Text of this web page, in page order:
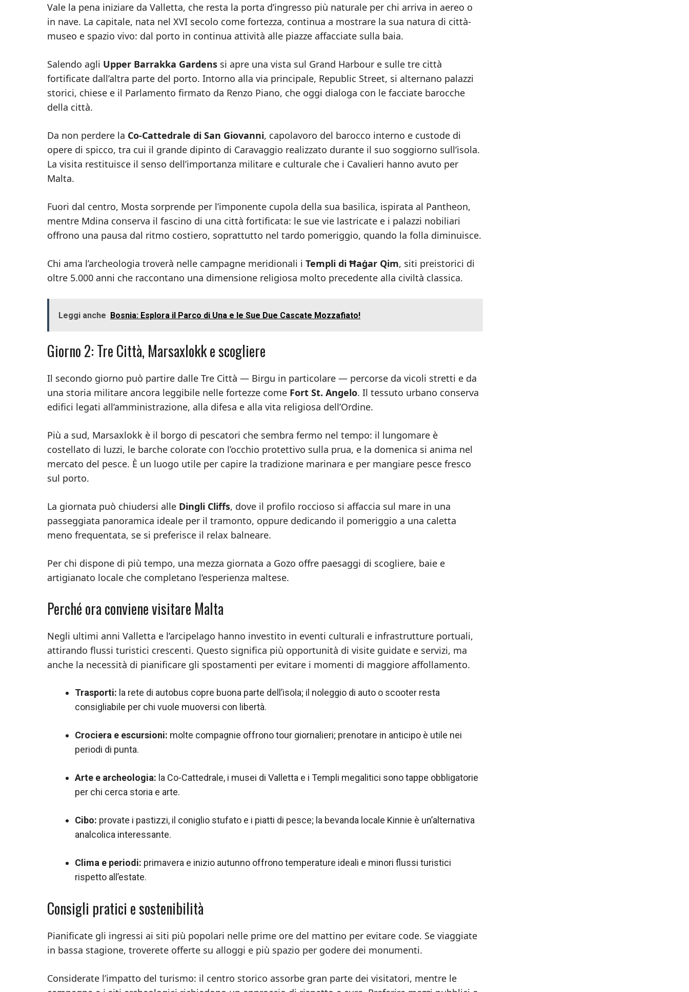
Vale la pena iniziare da Valletta, che resta la porta d’ingresso più naturale per chi arriva in aereo o
in nave. La capitale, nata nel XVI secolo come fortezza, continua a mostrare la sua natura di città-
museo e spazio vivo: dal porto in continua attività alle piazze affacciate sulla baia.
Salendo agli Upper Barrakka Gardens si apre una vista sul Grand Harbour e sulle tre città
fortificate dall’altra parte del porto. Intorno alla via principale, Republic Street, si alternano palazzi
storici, chiese e il Parlamento firmato da Renzo Piano, che oggi dialoga con le facciate barocche
della città.
Da non perdere la Co-Cattedrale di San Giovanni, capolavoro del barocco interno e custode di
opere di spicco, tra cui il grande dipinto di Caravaggio realizzato durante il suo soggiorno sull’isola.
La visita restituisce il senso dell’importanza militare e culturale che i Cavalieri hanno avuto per
Malta.
Fuori dal centro, Mosta sorprende per l’imponente cupola della sua basilica, ispirata al Pantheon,
mentre Mdina conserva il fascino di una città fortificata: le sue vie lastricate e i palazzi nobiliari
offrono una pausa dal ritmo costiero, soprattutto nel tardo pomeriggio, quando la folla diminuisce.
Chi ama l’archeologia troverà nelle campagne meridionali i Templi di Ħaġar Qim, siti preistorici di
oltre 5.000 anni che raccontano una dimensione religiosa molto precedente alla civiltà classica.
Leggi anche Bosnia: Esplora il Parco di Una e le Sue Due Cascate Mozzafiato!
Giorno 2: Tre Città, Marsaxlokk e scogliere
Il secondo giorno può partire dalle Tre Città — Birgu in particolare — percorse da vicoli stretti e da
una storia militare ancora leggibile nelle fortezze come Fort St. Angelo. Il tessuto urbano conserva
edifici legati all’amministrazione, alla difesa e alla vita religiosa dell’Ordine.
Più a sud, Marsaxlokk è il borgo di pescatori che sembra fermo nel tempo: il lungomare è
costellato di luzzi, le barche colorate con l’occhio protettivo sulla prua, e la domenica si anima nel
mercato del pesce. È un luogo utile per capire la tradizione marinara e per mangiare pesce fresco
sul porto.
La giornata può chiudersi alle Dingli Cliffs, dove il profilo roccioso si affaccia sul mare in una
passeggiata panoramica ideale per il tramonto, oppure dedicando il pomeriggio a una caletta
meno frequentata, se si preferisce il relax balneare.
Per chi dispone di più tempo, una mezza giornata a Gozo offre paesaggi di scogliere, baie e
artigianato locale che completano l’esperienza maltese.
Perché ora conviene visitare Malta
Negli ultimi anni Valletta e l’arcipelago hanno investito in eventi culturali e infrastrutture portuali,
attirando flussi turistici crescenti. Questo significa più opportunità di visite guidate e servizi, ma
anche la necessità di pianificare gli spostamenti per evitare i momenti di maggiore affollamento.
Trasporti: la rete di autobus copre buona parte dell’isola; il noleggio di auto o scooter resta
consigliabile per chi vuole muoversi con libertà.
Crociera e escursioni: molte compagnie offrono tour giornalieri; prenotare in anticipo è utile nei
periodi di punta.
Arte e archeologia: la Co-Cattedrale, i musei di Valletta e i Templi megalitici sono tappe obbligatorie
per chi cerca storia e arte.
Cibo: provate i pastizzi, il coniglio stufato e i piatti di pesce; la bevanda locale Kinnie è un’alternativa
analcolica interessante.
Clima e periodi: primavera e inizio autunno offrono temperature ideali e minori flussi turistici
rispetto all’estate.
Consigli pratici e sostenibilità
Pianificate gli ingressi ai siti più popolari nelle prime ore del mattino per evitare code. Se viaggiate
in bassa stagione, troverete offerte su alloggi e più spazio per godere dei monumenti.
Considerate l’impatto del turismo: il centro storico assorbe gran parte dei visitatori, mentre le